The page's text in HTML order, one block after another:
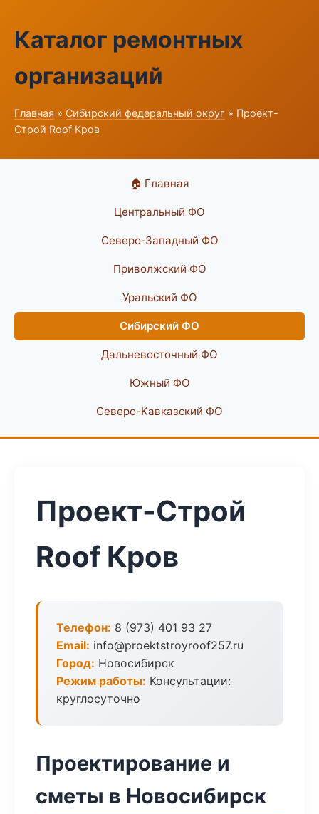
Каталог ремонтных
организаций
Главная » Сибирский федеральный округ » Проект-
Строй Roof Кров
🏠 Главная
Центральный ФО
Северо-Западный ФО
Приволжский ФО
Уральский ФО
Сибирский ФО
Дальневосточный ФО
Южный ФО
Северо-Кавказский ФО
Проект-Строй
Roof Кров
Телефон: 8 (973) 401 93 27
Email: info@proektstroyroof257.ru
Город: Новосибирск
Режим работы: Консультации:
круглосуточно
Проектирование и
сметы в Новосибирск